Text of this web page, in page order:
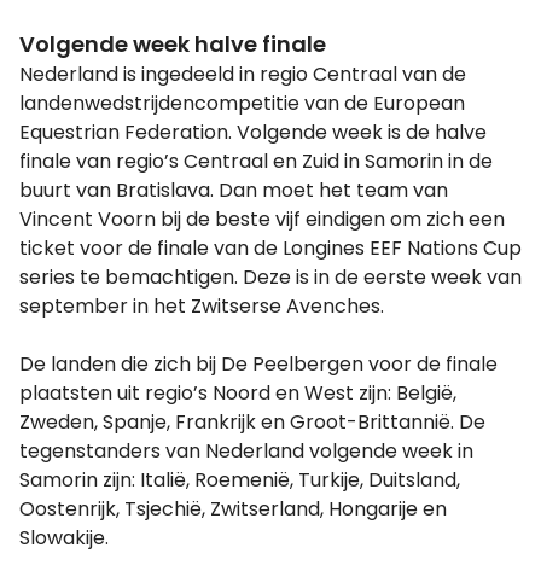
Volgende week halve finale
Nederland is ingedeeld in regio Centraal van de
landenwedstrijdencompetitie van de European
Equestrian Federation. Volgende week is de halve
finale van regio’s Centraal en Zuid in Samorin in de
buurt van Bratislava. Dan moet het team van
Vincent Voorn bij de beste vijf eindigen om zich een
ticket voor de finale van de Longines EEF Nations Cup
series te bemachtigen. Deze is in de eerste week van
september in het Zwitserse Avenches.
De landen die zich bij De Peelbergen voor de finale
plaatsten uit regio’s Noord en West zijn: België,
Zweden, Spanje, Frankrijk en Groot-Brittannië. De
tegenstanders van Nederland volgende week in
Samorin zijn: Italië, Roemenië, Turkije, Duitsland,
Oostenrijk, Tsjechië, Zwitserland, Hongarije en
Slowakije.